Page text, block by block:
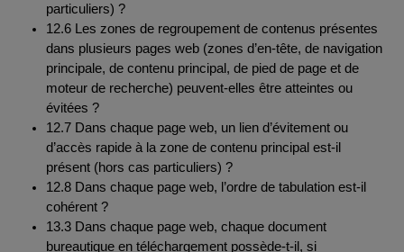
particuliers) ?
12.6 Les zones de regroupement de contenus présentes
dans plusieurs pages web (zones d’en-tête, de navigation
principale, de contenu principal, de pied de page et de
moteur de recherche) peuvent-elles être atteintes ou
évitées ?
12.7 Dans chaque page web, un lien d’évitement ou
d’accès rapide à la zone de contenu principal est-il
présent (hors cas particuliers) ?
12.8 Dans chaque page web, l’ordre de tabulation est-il
cohérent ?
13.3 Dans chaque page web, chaque document
bureautique en téléchargement possède-t-il, si